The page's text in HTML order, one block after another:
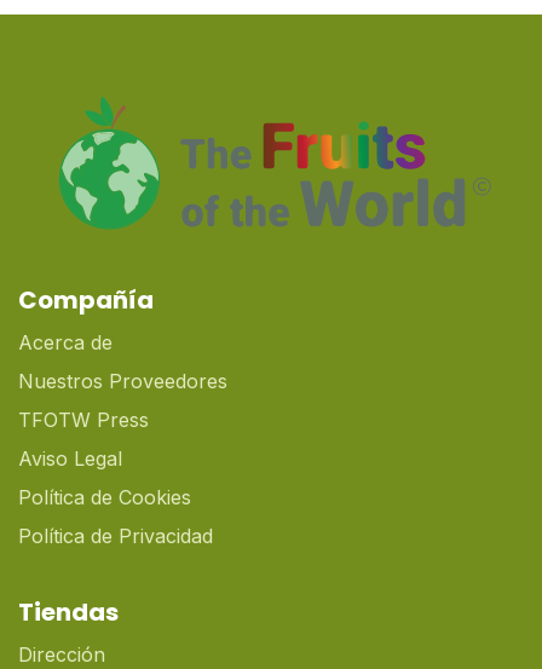
Compañía
Acerca de
Nuestros Proveedores
TFOTW Press
Aviso Legal
Política de Cookies
Política de Privacidad
Tiendas
Dirección